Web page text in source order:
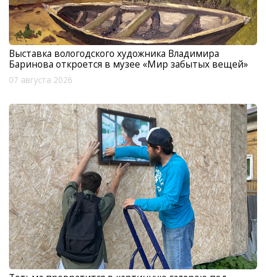
Выставка вологодского художника Владимира
Баринова откроется в музее «Мир забытых вещей»
07 августа 2026